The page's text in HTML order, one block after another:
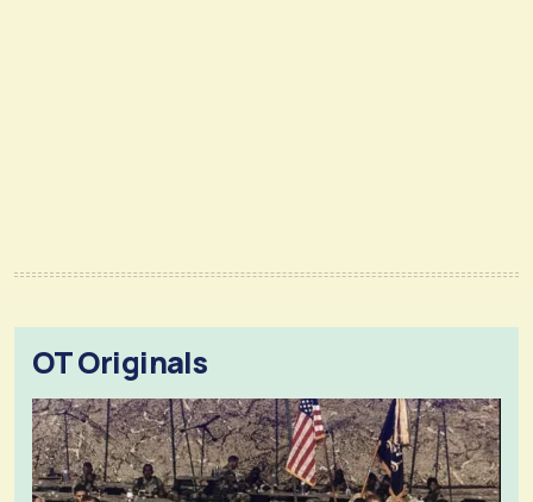
OT Originals